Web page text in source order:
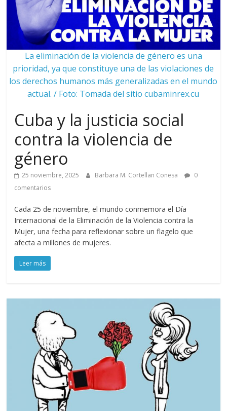
La eliminación de la violencia de género es una
prioridad, ya que constituye una de las violaciones de
los derechos humanos más generalizadas en el mundo
actual. / Foto: Tomada del sitio cubaminrex.cu
Cuba y la justicia social
contra la violencia de
género
25 noviembre, 2025 Barbara M. Cortellan Conesa
0
comentarios
Cada 25 de noviembre, el mundo conmemora el Día
Internacional de la Eliminación de la Violencia contra la
Mujer, una fecha para reflexionar sobre un flagelo que
afecta a millones de mujeres.
Leer más